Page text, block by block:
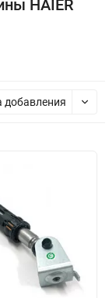
HAIER
добавления